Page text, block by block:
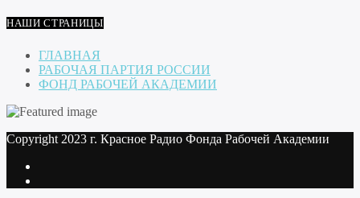
НАШИ СТРАНИЦЫ
ГЛАВНАЯ
РАБОЧАЯ ПАРТИЯ РОССИИ
ФОНД РАБОЧЕЙ АКАДЕМИИ
Copyright 2023 г. Красное Радио Фонда Рабочей Академии